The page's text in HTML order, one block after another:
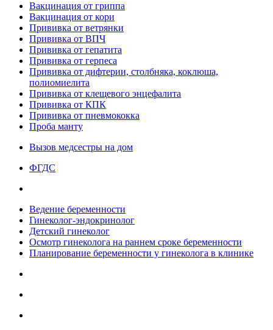
Вакцинация от гриппа
Вакцинация от кори
Прививка от ветрянки
Прививка от ВПЧ
Прививка от гепатита
Прививка от герпеса
Прививка от дифтерии, столбняка, коклюша,
полиомиелита
Прививка от клещевого энцефалита
Прививка от КПК
Прививка от пневмококка
Проба манту
Вызов медсестры на дом
ФГДС
Ведение беременности
Гинеколог-эндокринолог
Детский гинеколог
Осмотр гинеколога на раннем сроке беременности
Планирование беременности у гинеколога в клинике